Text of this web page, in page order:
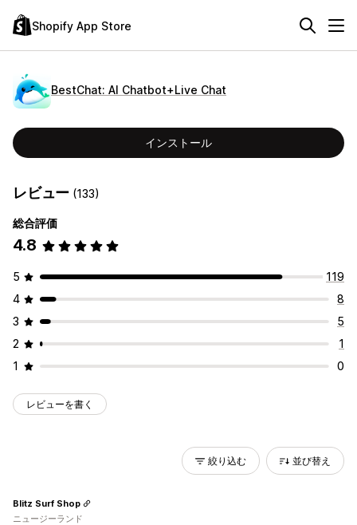
Shopify App Store
BestChat: AI Chatbot+Live Chat
インストール
レビュー (133)
総合評価
4.8
5
119
4
8
3
5
2
1
1
0
レビューを書く
絞り込む 並び替え
Blitz Surf Shop
ニュージーランド